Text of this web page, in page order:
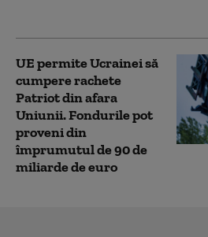
UE permite Ucrainei să
cumpere rachete
Patriot din afara
Uniunii. Fondurile pot
proveni din
împrumutul de 90 de
miliarde de euro